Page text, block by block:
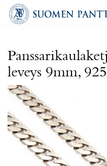
leveys 9mm,